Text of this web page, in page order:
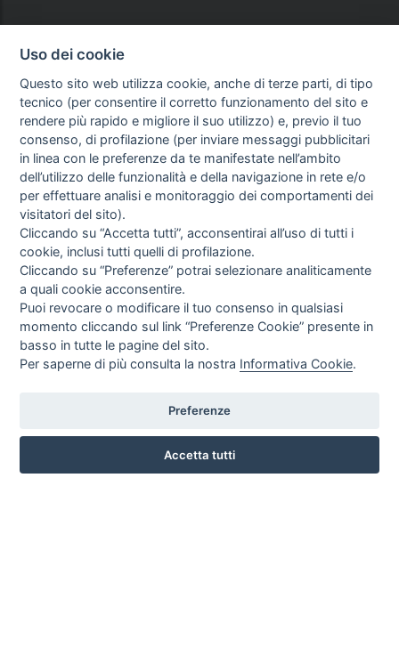
CORSO ITALIA 97 - 87032 CAMPORA SAN GIOVANNI (CS)
3476518234
Uso dei cookie
Questo sito web utilizza cookie, anche di terze parti, di tipo
tecnico (per consentire il corretto funzionamento del sito e
rendere più rapido e migliore il suo utilizzo) e, previo il tuo
consenso, di profilazione (per inviare messaggi pubblicitari
in linea con le preferenze da te manifestate nell’ambito
dell’utilizzo delle funzionalità e della navigazione in rete e/o
per effettuare analisi e monitoraggio dei comportamenti dei
visitatori del sito).
Cliccando su “Accetta tutti”, acconsentirai all’uso di tutti i
cookie, inclusi tutti quelli di profilazione.
Cliccando su “Preferenze” potrai selezionare analiticamente
a quali cookie acconsentire.
Puoi revocare o modificare il tuo consenso in qualsiasi
momento cliccando sul link “Preferenze Cookie” presente in
basso in tutte le pagine del sito.
Per saperne di più consulta la nostra Informativa Cookie.
Preferenze
Accetta tutti